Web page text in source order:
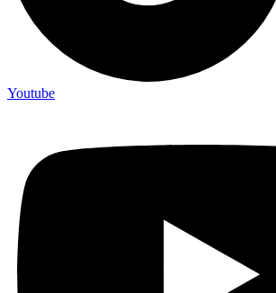
Youtube